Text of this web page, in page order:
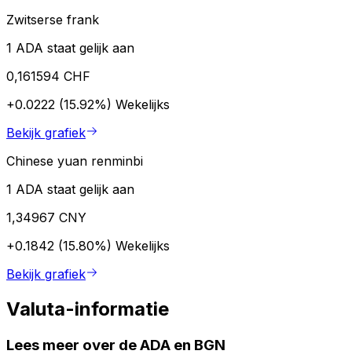
Zwitserse frank
1 ADA staat gelijk aan
0,161594 CHF
+0.0222 (15.92%) Wekelijks
Bekijk grafiek
Chinese yuan renminbi
1 ADA staat gelijk aan
1,34967 CNY
+0.1842 (15.80%) Wekelijks
Bekijk grafiek
Valuta-informatie
Lees meer over de ADA en BGN